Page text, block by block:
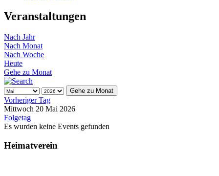
Veranstaltungen
Nach Jahr
Nach Monat
Nach Woche
Heute
Gehe zu Monat
Gehe zu Monat
Vorheriger Tag
Mittwoch 20 Mai 2026
Folgetag
Es wurden keine Events gefunden
Heimatverein